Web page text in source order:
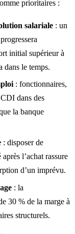
prioritaires :
salariale : un
initial supérieur à
dans le temps.
: fonctionnaires,
dans des
la banque
: disposer de
l’achat rassure
d’un imprévu.
: la
30 % de la marge à
structurels.